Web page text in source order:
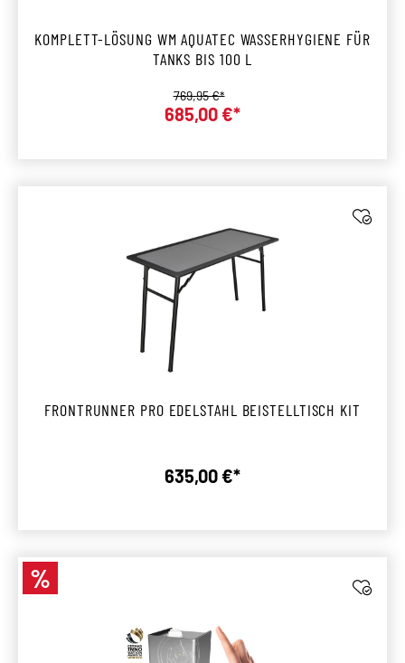
KOMPLETT-LÖSUNG WM AQUATEC WASSERHYGIENE FÜR
TANKS BIS 100 L
Verkaufspreis:
685,00 €*
Regulärer Preis:
769,95 €*
FRONTRUNNER PRO EDELSTAHL BEISTELLTISCH KIT
Regulärer Preis:
635,00 €*
Rabatt
%